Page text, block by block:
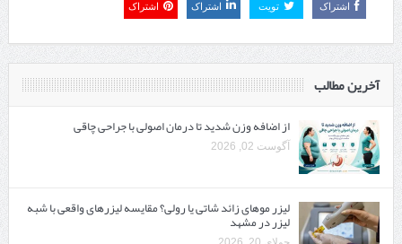
اشتراک تویت اشتراک اشتراک
آخرین مطالب
از اضافه وزن شدید تا درمان اصولی با جراحی چاقی
آگوست 02, 2026
لیزر موهای زائد شاتی یا رولی؟ مقایسه لیزرهای واقعی با شبه‌
لیزر در مشهد